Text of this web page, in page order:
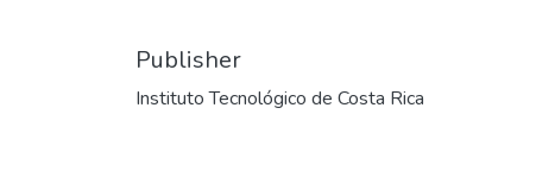
Publisher
Instituto Tecnológico de Costa Rica